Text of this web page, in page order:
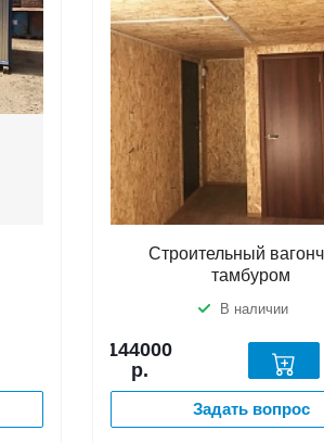
Строительный
тамбуром
В наличии
144000
р.
Задать вопрос